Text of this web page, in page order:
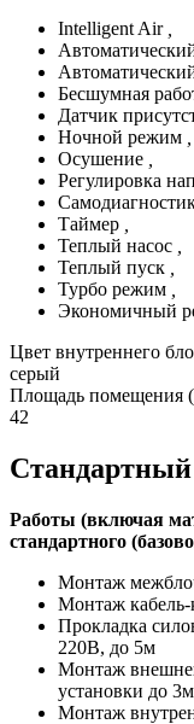
Intelligent Air
Бесшумная
Датчик
Ночной режим
Осушение
Регулировка
Таймер
Теплый насос
Теплый пуск
Турбо режим
Экономичный
Цвет внутреннего
серый
Площадь помещения
42
Работы (включая
стандартного
Монтаж
Монтаж
Прокладка
220В, до 5м
Монтаж
установки до
Монтаж